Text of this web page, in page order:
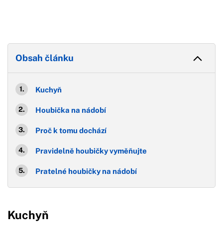
Obsah článku
Kuchyň
Houbička na nádobí
Proč k tomu dochází
Pravidelně houbičky vyměňujte
Pratelné houbičky na nádobí
Kuchyň